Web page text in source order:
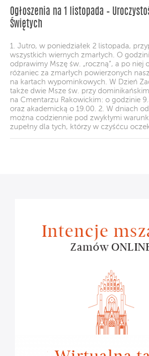
Ogłoszenia na 1 listopada –
Świętych
1. Jutro, w poniedziałek 2 listopada,
wszystkich wiernych zmarłych. O
odprawimy Mszę św. „roczną”, a po niej
różaniec za zmarłych powierzonych
na kartach wypominkowych. W Dzień
także dwie Msze św. przy
na Cmentarzu Rakowickim: o godzinie
oraz akademicką o 19.00. 2. W dniach
można codziennie pod zwykłymi
zupełny dla tych, którzy w czyśćcu